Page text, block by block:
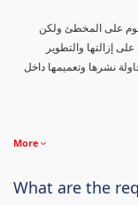
على المخطئ ولكن
إزالتها والتطوير
نشرها وتعميمها داخل
More
What are the